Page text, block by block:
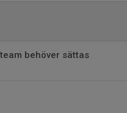
behöver sättas